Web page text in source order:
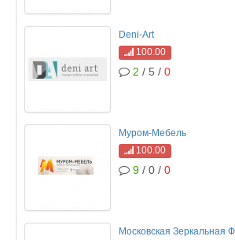
Deni-Art
100.00
2 / 5 / 0
Муром-Мебель
100.00
9 / 0 / 0
Московская Зеркальная